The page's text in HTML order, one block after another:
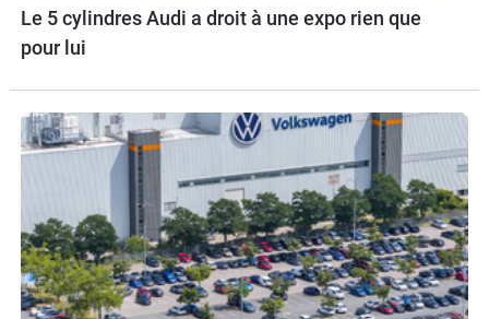
Le 5 cylindres Audi a droit à une expo rien que
pour lui